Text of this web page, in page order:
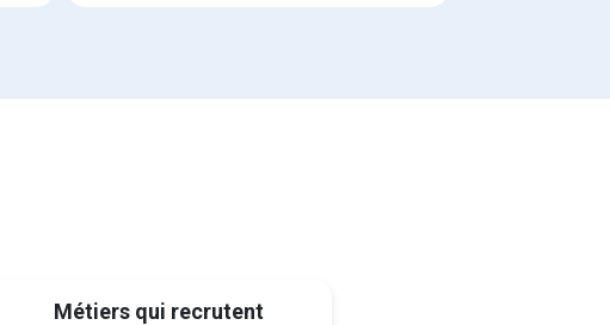
Métiers qui recrutent